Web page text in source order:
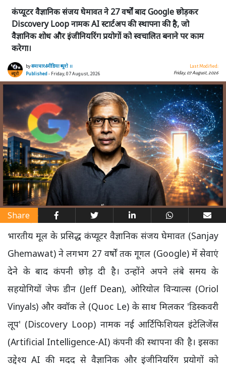
कंप्यूटर वैज्ञानिक संजय घेमावत ने 27 वर्षों बाद Google छोड़कर
Discovery Loop नामक AI स्टार्टअप की स्थापना की है, जो
वैज्ञानिक शोध और इंजीनियरिंग प्रयोगों को स्वचालित बनाने पर काम
करेगा।
byसमाचार4मीडिया ब्यूरो ।।
Published- Friday, 07 August, 2026
Last Modified:
Friday, 07 August, 2026
Share
भारतीय मूल के प्रसिद्ध कंप्यूटर वैज्ञानिक संजय घेमावत (Sanjay
Ghemawat) ने लगभग 27 वर्षों तक गूगल (Google) में सेवाएं
देने के बाद कंपनी छोड़ दी है। उन्होंने अपने लंबे समय के
सहयोगियों जेफ डीन (Jeff Dean), ओरियोल विन्याल्स (Oriol
Vinyals) और क्वॉक ले (Quoc Le) के साथ मिलकर 'डिस्कवरी
लूप' (Discovery Loop) नामक नई आर्टिफिशियल इंटेलिजेंस
(Artificial Intelligence-AI) कंपनी की स्थापना की है। इसका
उद्देश्य AI की मदद से वैज्ञानिक और इंजीनियरिंग प्रयोगों को